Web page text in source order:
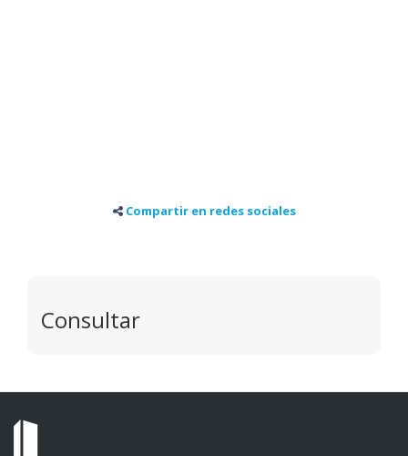
Compartir en redes sociales
Consultar